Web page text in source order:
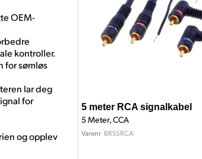
OEM-
kontroller.
for sømløs
lar deg
for
og opplev
5 meter RCA signalkabel
5 Meter, CCA
Varenr BRS5RCA